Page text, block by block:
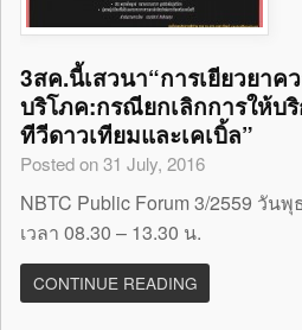
3สค.นี้เสวนา“การเยียวยาค
บริโภค:กรณียกเลิกการให้บ
ทีวีดาวเทียมและเคเบิ้ล”
Posted on 31 July, 2016
NBTC Public Forum 3/2559 วัน
เวลา 08.30 – 13.30 น.
CONTINUE READING